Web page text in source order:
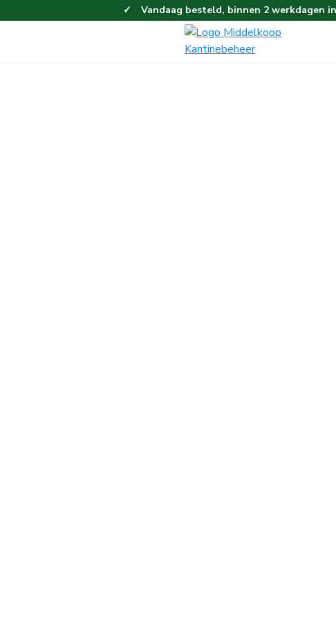
Vandaag besteld, binnen 2 werkdagen
Eenvoudig en gemakkelijk bestellen!
Gratis thuisbezorgd vanaf 100,-!